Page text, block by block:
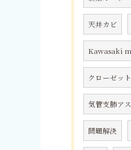
天井カビ
Kawasaki
クローゼッ
気管支肺ア
問題解決